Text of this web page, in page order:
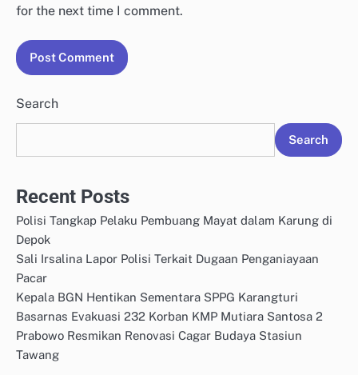
for the next time I comment.
Search
Search
Recent Posts
Polisi Tangkap Pelaku Pembuang Mayat dalam Karung di
Depok
Sali Irsalina Lapor Polisi Terkait Dugaan Penganiayaan
Pacar
Kepala BGN Hentikan Sementara SPPG Karangturi
Basarnas Evakuasi 232 Korban KMP Mutiara Santosa 2
Prabowo Resmikan Renovasi Cagar Budaya Stasiun
Tawang